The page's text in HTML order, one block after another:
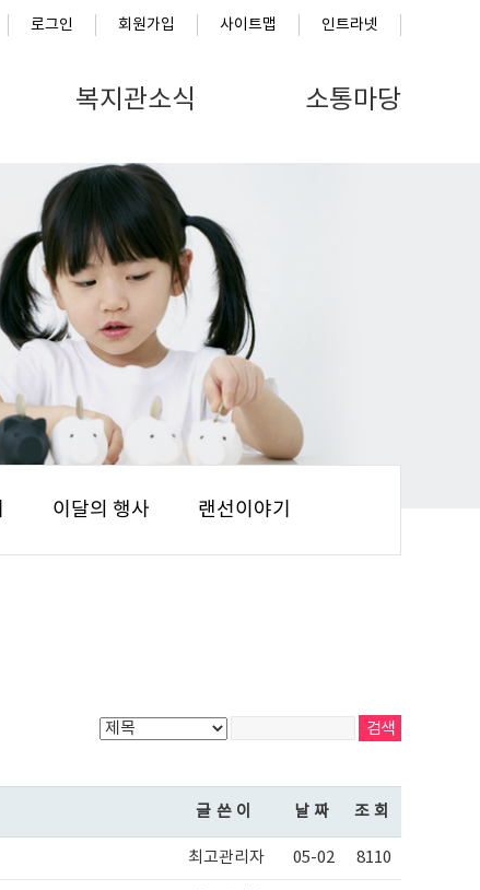
로그인 회원가입 사이트맵 인트라넷
복지관소식 소통마당
이달의 행사 랜선이야기
글쓴이 날짜 조회
최고관리자 05-02 8110